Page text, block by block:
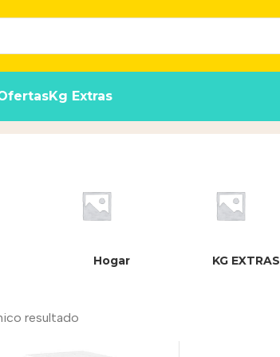
Kg Extras
Hogar KG EXTRAS
resultado